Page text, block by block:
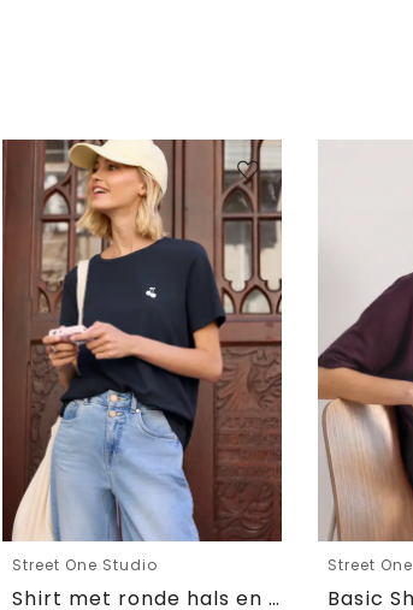
Street One Studio
Shirt met ronde hals en geborduurd detail
Street One